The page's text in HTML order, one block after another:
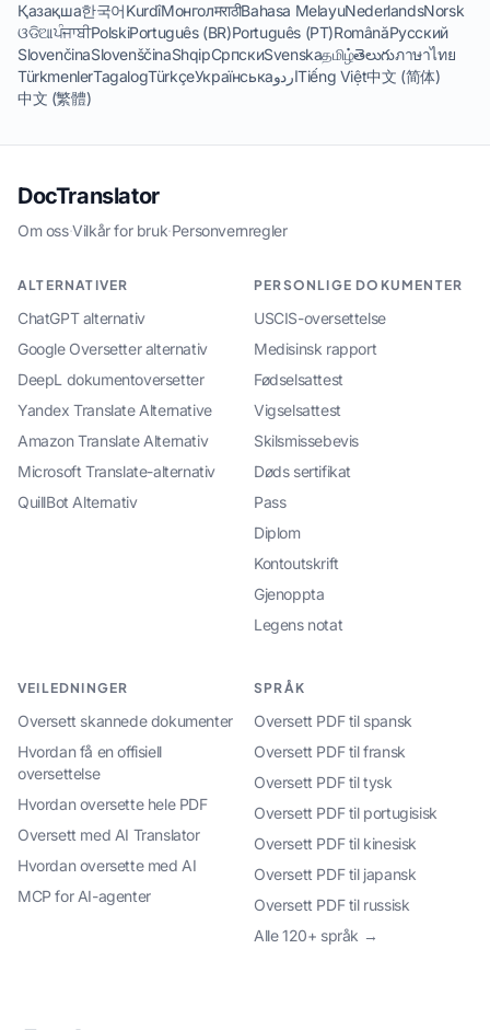
Қазақша한국어KurdîМонголमराठीBahasa MelayuNederlandsNorsk
ଓଡିଆਪੰਜਾਬੀPolskiPortuguês (BR)Português (PT)RomânăРусский
SlovenčinaSlovenščinaShqipСрпскиSvenskaதமிழ்తెలుగుภาษาไทย
TürkmenlerTagalogTürkçeУкраїнськаاردوTiếng Việt中文 (简体)
中文 (繁體)
DocTranslator
Om oss·Vilkår for bruk·Personvernregler
ALTERNATIVER
ChatGPT alternativ
Google Oversetter alternativ
DeepL dokumentoversetter
Yandex Translate Alternative
Amazon Translate Alternativ
Microsoft Translate-alternativ
QuillBot Alternativ
PERSONLIGE DOKUMENTER
USCIS-oversettelse
Medisinsk rapport
Fødselsattest
Vigselsattest
Skilsmissebevis
Døds sertifikat
Pass
Diplom
Kontoutskrift
Gjenoppta
Legens notat
VEILEDNINGER
Oversett skannede dokumenter
Hvordan få en offisiell
oversettelse
Hvordan oversette hele PDF
Oversett med AI Translator
Hvordan oversette med AI
MCP for AI-agenter
SPRÅK
Oversett PDF til spansk
Oversett PDF til fransk
Oversett PDF til tysk
Oversett PDF til portugisisk
Oversett PDF til kinesisk
Oversett PDF til japansk
Oversett PDF til russisk
Alle 120+ språk →